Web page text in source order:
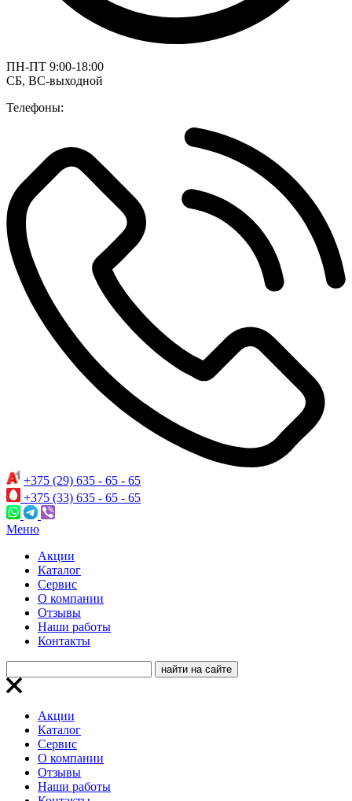
ПН-ПТ 9:00-18:00
СБ, ВС-выходной
Телефоны:
+375 (29) 635 - 65 - 65
+375 (33) 635 - 65 - 65
Меню
Акции
Каталог
Сервис
О компании
Отзывы
Наши работы
Контакты
Акции
Каталог
Сервис
О компании
Отзывы
Наши работы